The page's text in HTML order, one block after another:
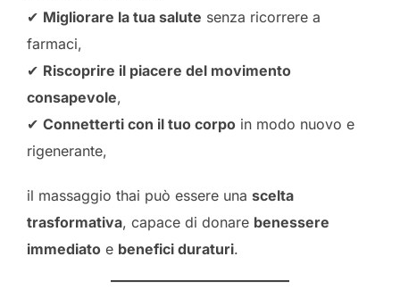
✔ Migliorare la tua salute senza ricorrere a
farmaci,
✔ Riscoprire il piacere del movimento
consapevole,
✔ Connetterti con il tuo corpo in modo nuovo e
rigenerante,
il massaggio thai può essere una scelta
trasformativa, capace di donare benessere
immediato e benefici duraturi.